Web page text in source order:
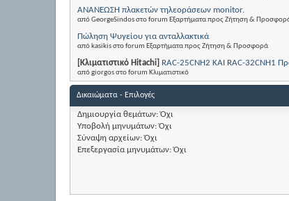
ΑΝΑΝΕΩΣΗ πλακετών τηλεοράσεων monitor.
από GeorgeSindos στο forum Εξαρτήματα προς Ζήτηση &
Πώληση Ψυγείου για ανταλλακτικά
από kasikis στο forum Εξαρτήματα προς Ζήτηση & Προσφορά
[Κλιματιστικό Hitachi] RAC-25CNH2 KAI RAC-32CNH1
από giorgos στο forum Κλιματιστικό
Δικαιώματα - Επιλογές
Δημιουργία θεμάτων:Όχι
Υποβολή μηνυμάτων:Όχι
Σύναψη αρχείων:Όχι
Επεξεργασία μηνυμάτων:Όχι